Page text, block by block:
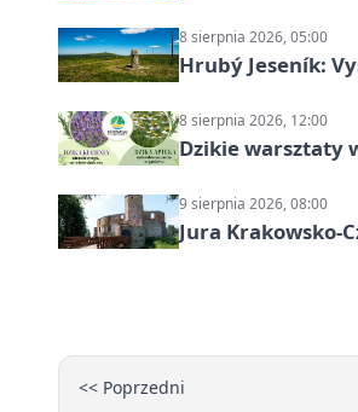
8 sierpnia 2026, 05:00
Hrubý Jeseník:
8 sierpnia 2026, 12:00
Dzikie warsztaty
9 sierpnia 2026, 08:00
Jura Krakowsko-
<< Poprzedni